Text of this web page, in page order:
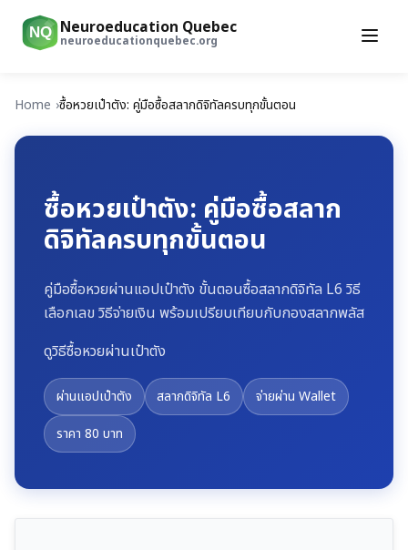
NQ Neuroeducation Quebec
neuroeducationquebec.org
Home ซื้อหวยเป๋าตัง: คู่มือซื้อสลากดิจิทัลครบทุกขั้นตอน
ซื้อหวยเป๋าตัง: คู่มือซื้อสลาก
ดิจิทัลครบทุกขั้นตอน
คู่มือซื้อหวยผ่านแอปเป๋าตัง ขั้นตอนซื้อสลากดิจิทัล L6 วิธี
เลือกเลข วิธีจ่ายเงิน พร้อมเปรียบเทียบกับกองสลากพลัส
ดูวิธีซื้อหวยผ่านเป๋าตัง
ผ่านแอปเป๋าตัง สลากดิจิทัล L6
จ่ายผ่าน Wallet
ราคา 80 บาท